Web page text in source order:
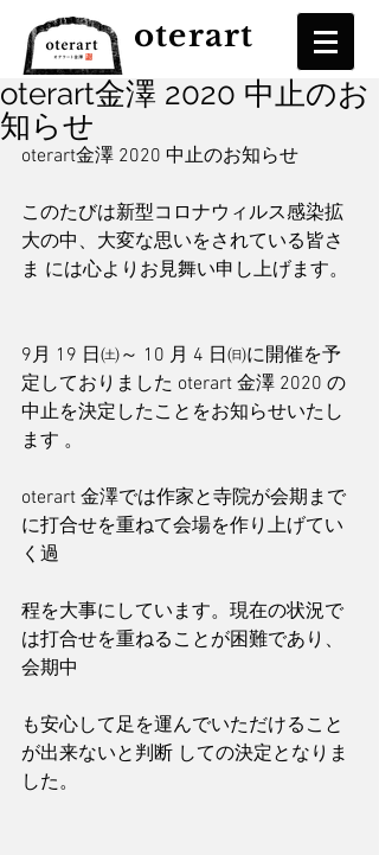
oterart
oterart金澤 2020 中止のお
知らせ
oterart金澤 2020 中止のお知らせ
このたびは新型コロナウィルス感染拡
大の中、大変な思いをされている皆さ
ま には心よりお見舞い申し上げます。
9月 19 日㈯～ 10 月 4 日㈰に開催を予
定しておりました oterart 金澤 2020 の
中止を決定したことをお知らせいたし
ます 。
oterart 金澤では作家と寺院が会期まで
に打合せを重ねて会場を作り上げてい
く過
程を大事にしています。現在の状況で
は打合せを重ねることが困難であり、
会期中
も安心して足を運んでいただけること
が出来ないと判断 しての決定となりま
した。